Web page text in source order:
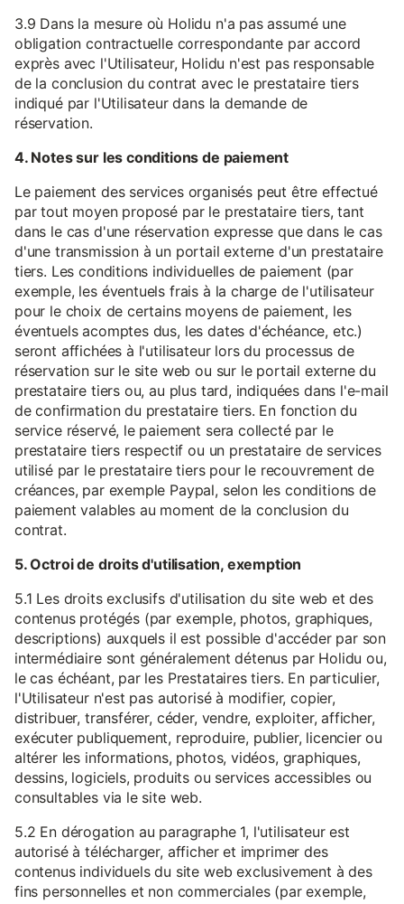
3.9 Dans la mesure où Holidu n'a pas assumé une
obligation contractuelle correspondante par accord
exprès avec l'Utilisateur, Holidu n'est pas responsable
de la conclusion du contrat avec le prestataire tiers
indiqué par l'Utilisateur dans la demande de
réservation.
4. Notes sur les conditions de paiement
Le paiement des services organisés peut être effectué
par tout moyen proposé par le prestataire tiers, tant
dans le cas d'une réservation expresse que dans le cas
d'une transmission à un portail externe d'un prestataire
tiers. Les conditions individuelles de paiement (par
exemple, les éventuels frais à la charge de l'utilisateur
pour le choix de certains moyens de paiement, les
éventuels acomptes dus, les dates d'échéance, etc.)
seront affichées à l'utilisateur lors du processus de
réservation sur le site web ou sur le portail externe du
prestataire tiers ou, au plus tard, indiquées dans l'e-mail
de confirmation du prestataire tiers. En fonction du
service réservé, le paiement sera collecté par le
prestataire tiers respectif ou un prestataire de services
utilisé par le prestataire tiers pour le recouvrement de
créances, par exemple Paypal, selon les conditions de
paiement valables au moment de la conclusion du
contrat.
5. Octroi de droits d'utilisation, exemption
5.1 Les droits exclusifs d'utilisation du site web et des
contenus protégés (par exemple, photos, graphiques,
descriptions) auxquels il est possible d'accéder par son
intermédiaire sont généralement détenus par Holidu ou,
le cas échéant, par les Prestataires tiers. En particulier,
l'Utilisateur n'est pas autorisé à modifier, copier,
distribuer, transférer, céder, vendre, exploiter, afficher,
exécuter publiquement, reproduire, publier, licencier ou
altérer les informations, photos, vidéos, graphiques,
dessins, logiciels, produits ou services accessibles ou
consultables via le site web.
5.2 En dérogation au paragraphe 1, l'utilisateur est
autorisé à télécharger, afficher et imprimer des
contenus individuels du site web exclusivement à des
fins personnelles et non commerciales (par exemple,